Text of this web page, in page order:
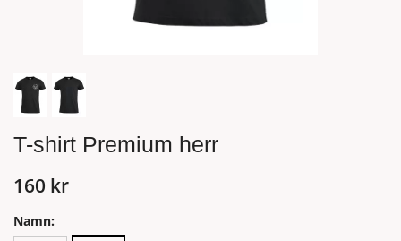
T-shirt Premium herr
160 kr
Namn: